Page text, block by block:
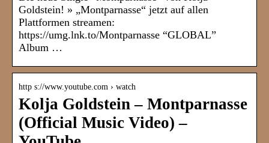
Goldstein! » „Montparnasse“ jetzt auf allen
Plattformen streamen:
https://umg.lnk.to/Montparnasse “GLOBAL”
Album …
http s://www.youtube.com › watch
Kolja Goldstein – Montparnasse
(Official Music Video) –